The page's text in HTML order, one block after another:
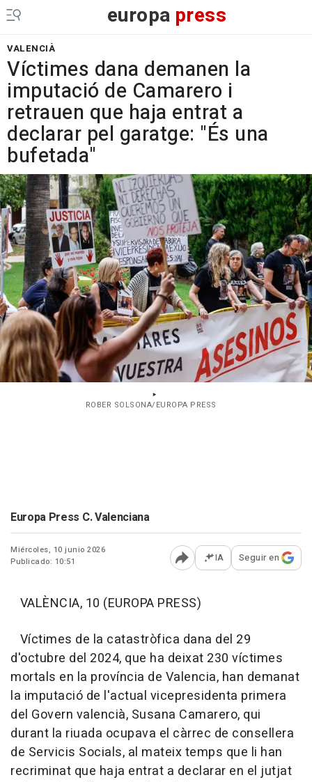
europa press
VALENCIÀ
Víctimes dana demanen la
imputació de Camarero i
retrauen que haja entrat a
declarar pel garatge: "És una
bufetada"
ROBER SOLSONA/EUROPA PRESS
Europa Press C. Valenciana
Miércoles, 10 junio 2026
Publicado: 10:51
Abrir opciones para
IA Seguir en
VALÈNCIA, 10 (EUROPA PRESS)
Víctimes de la catastròfica dana del 29
d'octubre del 2024, que ha deixat 230 víctimes
mortals en la província de Valencia, han demanat
la imputació de l'actual vicepresidenta primera
del Govern valencià, Susana Camarero, qui
durant la riuada ocupava el càrrec de consellera
de Servicis Socials, al mateix temps que li han
recriminat que haja entrat a declarar en el jutjat